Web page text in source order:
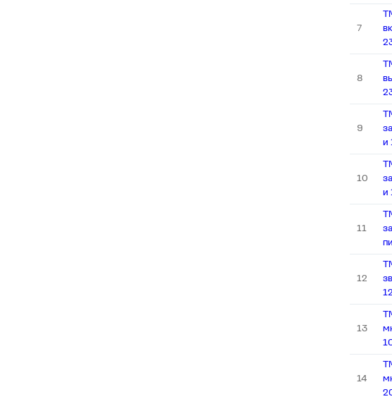
7
8
9
и
10
и
11
12
13
14